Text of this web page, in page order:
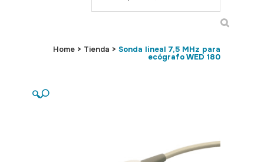
c
Home > Tienda > Sonda lineal 7,5 MHz para
ecógrafo WED 180
🔍